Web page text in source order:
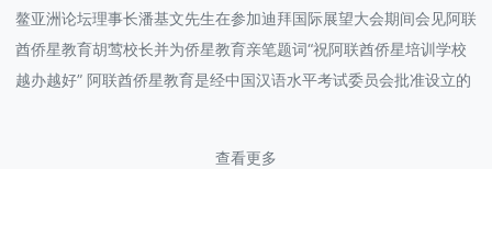
鳌亚洲论坛理事长潘基文先生在参加迪拜国际展望大会期间会见阿联
酋侨星教育胡莺校长并为侨星教育亲笔题词“祝阿联酋侨星培训学校
越办越好” 阿联酋侨星教育是经中国汉语水平考试委员会批准设立的
查看更多